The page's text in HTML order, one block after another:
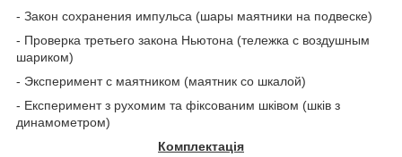
- Закон сохранения импульса (шары маятники на подвеске)
- Проверка третьего закона Ньютона (тележка с воздушным
шариком)
- Эксперимент с маятником (маятник со шкалой)
- Експеримент з рухомим та фіксованим шківом (шків з
динамометром)
Комплектація